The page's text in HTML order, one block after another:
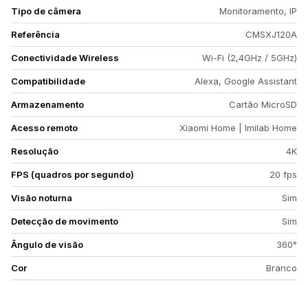
Tipo de câmera Monitoramento, IP
Referência CMSXJ120A
Conectividade Wireless Wi-Fi (2,4GHz / 5GHz)
Compatibilidade Alexa, Google Assistant
Armazenamento Cartão MicroSD
Acesso remoto Xiaomi Home | Imilab Home
Resolução 4K
FPS (quadros por segundo) 20 fps
Visão noturna Sim
Detecção de movimento Sim
Ângulo de visão 360°
Cor Branco